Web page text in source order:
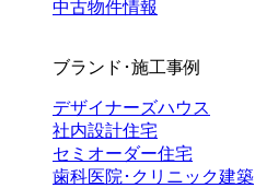
中古物件情報
ブランド･施工事例
デザイナーズハウス
社内設計住宅
セミオーダー住宅
歯科医院･クリニック建築